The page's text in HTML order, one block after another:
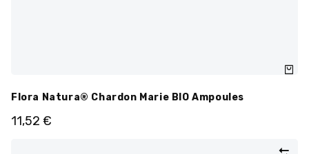
Flora Natura® Chardon Marie BIO Ampoules
11,52 €